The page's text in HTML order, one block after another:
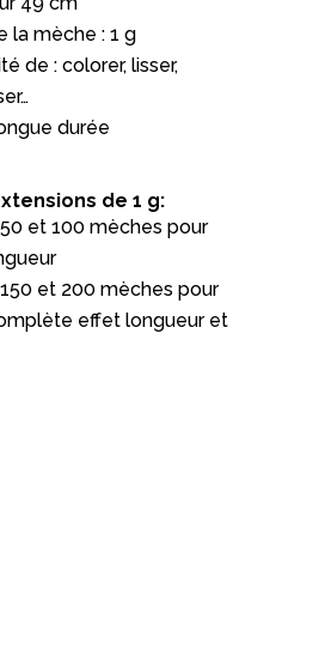
la mèche : 1 g
de : colorer, lisser,
durée
de 1 g:
50 et 100 mèches pour
150 et 200 mèches pour
effet longueur et